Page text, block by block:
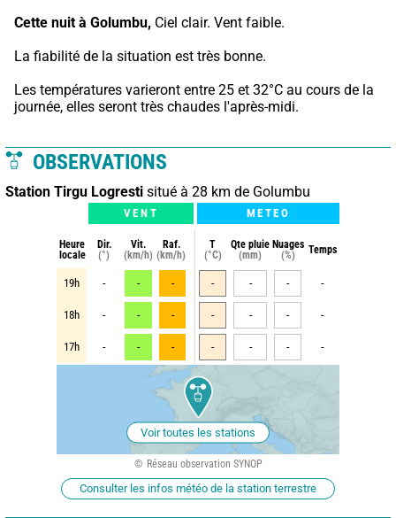
Cette nuit à Golumbu, Ciel clair. Vent faible.
La fiabilité de la situation est très bonne.
Les températures varieront entre 25 et 32°C au cours de la
journée, elles seront très chaudes l'après-midi.
OBSERVATIONS
Station Tirgu Logresti situé à 28 km de Golumbu
VENT METEO
Heure
locale
Dir.
(°)
Vit.
(km/h)
Raf.
(km/h)
T
(°C)
Qte pluie
(mm)
Nuages
(%)
Temps
19h - - - - - - -
18h - - - - - - -
17h - - - - - - -
Voir toutes les stations
Réseau observation SYNOP
Consulter les infos météo de la station terrestre